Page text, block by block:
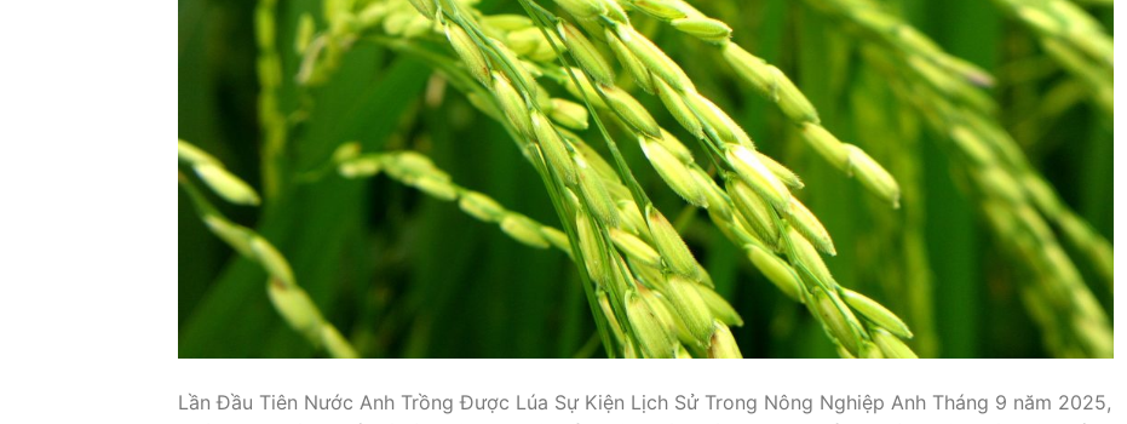
Lần Đầu Tiên Nước Anh Trồng Được Lúa Sự Kiện Lịch Sử Trong Nông Nghiệp Anh Tháng 9 năm 2025,